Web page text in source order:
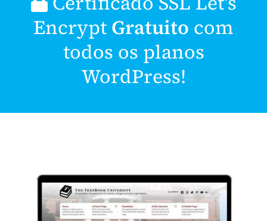
Encrypt Gratuito com
todos os planos
WordPress!